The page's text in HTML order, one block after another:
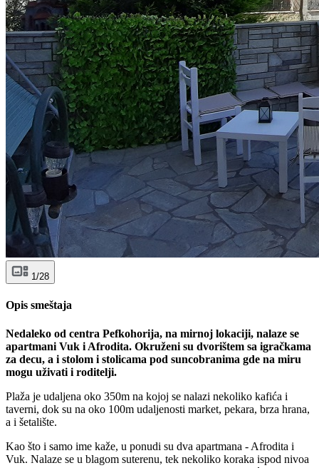
1/28
Opis smeštaja
Nedaleko od centra Pefkohorija, na mirnoj lokaciji, nalaze se
apartmani Vuk i Afrodita. Okruženi su dvorištem sa igračkama
za decu, a i stolom i stolicama pod suncobranima gde na miru
mogu uživati i roditelji.
Plaža je udaljena oko 350m na kojoj se nalazi nekoliko kafića i
taverni, dok su na oko 100m udaljenosti market, pekara, brza hrana,
a i šetalište.
Kao što i samo ime kaže, u ponudi su dva apartmana - Afrodita i
Vuk. Nalaze se u blagom suterenu, tek nekoliko koraka ispod nivoa